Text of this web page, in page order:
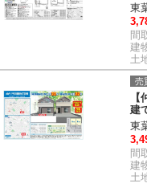
東
間
建
土
売
建
東
間
建
土